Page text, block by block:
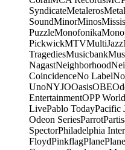
SyndicateMetaleros
SoundMinorMinos
PuzzleMonofonika
PickwickMTVMultiJazz
TragediesMusicbank
NagastNeighborhood
CoincidenceNo Label
UnoNYJOOasisOBE
EntertainmentOPP
LivePablo TodayPacific
Odeon SeriesParrot
SpectorPhiladelphia
FloydPinkflagPlane